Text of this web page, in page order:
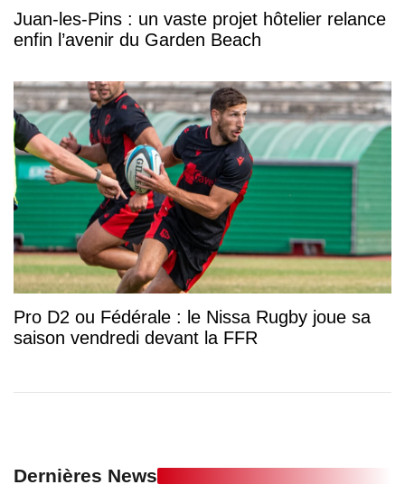
Juan-les-Pins : un vaste projet hôtelier relance
enfin l’avenir du Garden Beach
Pro D2 ou Fédérale : le Nissa Rugby joue sa
saison vendredi devant la FFR
Dernières News